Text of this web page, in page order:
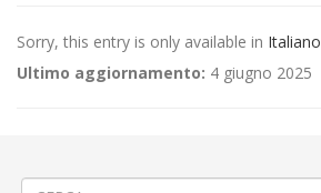
Sorry, this entry is only available in Italiano
Ultimo aggiornamento: 4 giugno 2025